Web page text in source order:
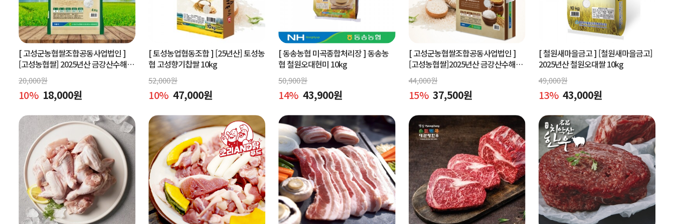
[ 고성군농협쌀조합공동사업법인 ]
[고성농협쌀] 2025년산 금강산수해앤
들미 4kg (상등급) 당일도정
20,000원
10% 18,000원
[ 토성농업협동조합 ] [25년산] 토성농
협 고성향기찹쌀 10kg
52,000원
10% 47,000원
[ 동송농협 미곡종합처리장 ]동송농
협 철원오대현미 10kg
50,900원
14% 43,900원
[ 고성군농협쌀조합공동사업법인 ]
[고성농협쌀]2025년산 금강산수해풍
미 쌀 10kg (상등급)당일도정
44,000원
15% 37,500원
[ 철원새마을금고 ] [철원새마을금고]
2025년산 철원오대쌀 10kg
49,000원
13% 43,000원